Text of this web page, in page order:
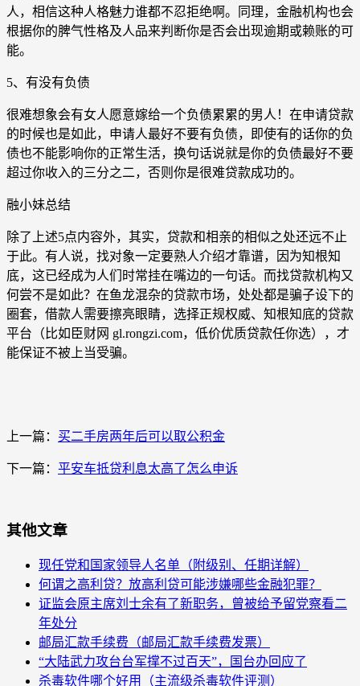
人，相信这种人格魅力谁都不忍拒绝啊。同理，金融机构也会
根据你的脾气性格及人品来判断你是否会出现逾期或赖账的可
能。
5、有没有负债
很难想象会有女人愿意嫁给一个负债累累的男人！在申请贷款
的时候也是如此，申请人最好不要有负债，即使有的话你的负
债也不能影响你的正常生活，换句话说就是你的负债最好不要
超过你收入的三分之二，否则你是很难贷款成功的。
融小妹总结
除了上述5点内容外，其实，贷款和相亲的相似之处还远不止
于此。有人说，找对象一定要熟人介绍才靠谱，因为知根知
底，这已经成为人们时常挂在嘴边的一句话。而找贷款机构又
何尝不是如此？在鱼龙混杂的贷款市场，处处都是骗子设下的
圈套，借款人需要擦亮眼睛，选择正规权威、知根知底的贷款
平台（比如臣财网 gl.rongzi.com，低价优质贷款任你选），才
能保证不被上当受骗。
上一篇： 买二手房两年后可以取公积金
下一篇： 平安车抵贷利息太高了怎么申诉
其他文章
现任党和国家领导人名单（附级别、任期详解）
何谓之高利贷？放高利贷可能涉嫌哪些金融犯罪？
证监会原主席刘士余有了新职务，曾被给予留党察看二
年处分
邮局汇款手续费（邮局汇款手续费发票）
“大陆武力攻台台军撑不过百天”，国台办回应了
杀毒软件哪个好用（主流级杀毒软件评测）